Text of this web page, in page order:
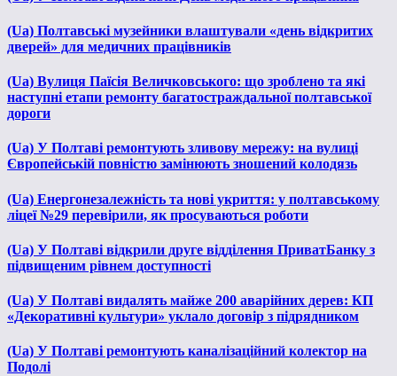
(Ua) Полтавські музейники влаштували «день відкритих
дверей» для медичних працівників
(Ua) Вулиця Паїсія Величковського: що зроблено та які
наступні етапи ремонту багатостраждальної полтавської
дороги
(Ua) У Полтаві ремонтують зливову мережу: на вулиці
Європейській повністю замінюють зношений колодязь
(Ua) Енергонезалежність та нові укриття: у полтавському
ліцеї №29 перевірили, як просуваються роботи
(Ua) У Полтаві відкрили друге відділення ПриватБанку з
підвищеним рівнем доступності
(Ua) У Полтаві видалять майже 200 аварійних дерев: КП
«Декоративні культури» уклало договір з підрядником
(Ua) У Полтаві ремонтують каналізаційний колектор на
Подолі